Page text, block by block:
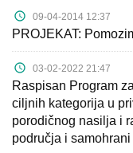
09-04-2014 12:37
PROJEKAT:
03-02-2022 21:47
Raspisan Program
ciljnih kategorija u
porodičnog nasilja i
područja i